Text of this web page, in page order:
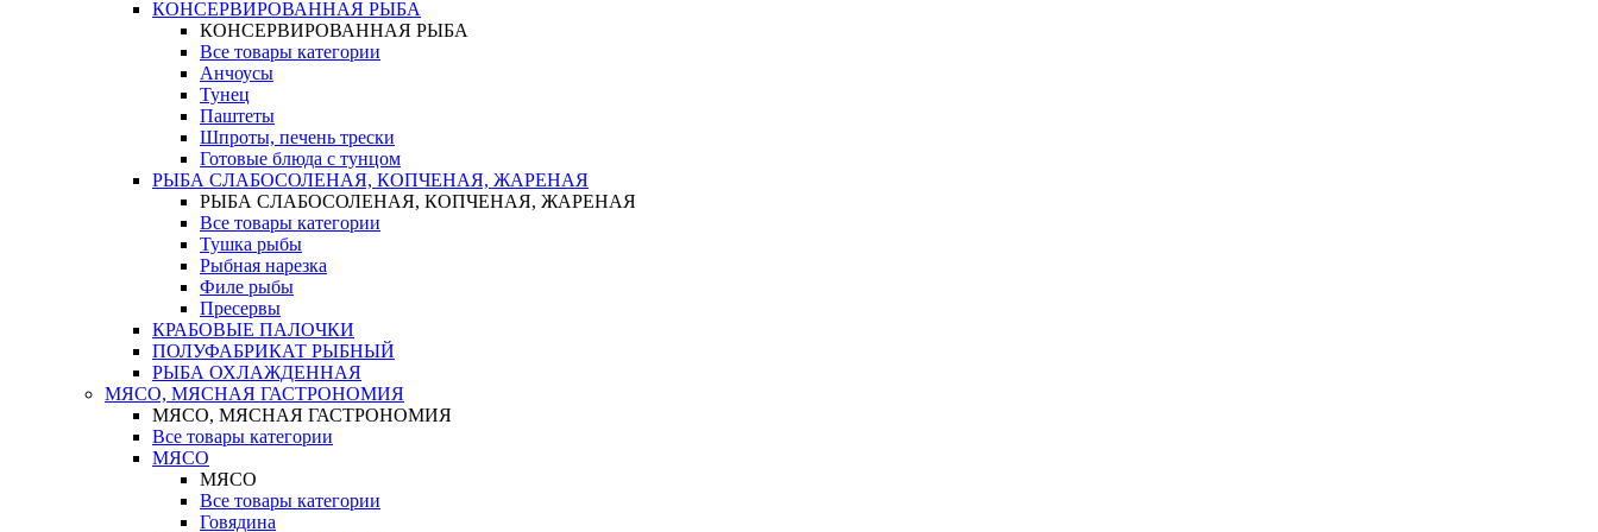
КОНСЕРВИРОВАННАЯ РЫБА
КОНСЕРВИРОВАННАЯ РЫБА
Все товары категории
Анчоусы
Тунец
Паштеты
Шпроты, печень трески
Готовые блюда с тунцом
РЫБА СЛАБОСОЛЕНАЯ, КОПЧЕНАЯ, ЖАРЕНАЯ
РЫБА СЛАБОСОЛЕНАЯ, КОПЧЕНАЯ, ЖАРЕНАЯ
Все товары категории
Тушка рыбы
Рыбная нарезка
Филе рыбы
Пресервы
КРАБОВЫЕ ПАЛОЧКИ
ПОЛУФАБРИКАТ РЫБНЫЙ
РЫБА ОХЛАЖДЕННАЯ
МЯСО, МЯСНАЯ ГАСТРОНОМИЯ
МЯСО, МЯСНАЯ ГАСТРОНОМИЯ
Все товары категории
МЯСО
МЯСО
Все товары категории
Говядина